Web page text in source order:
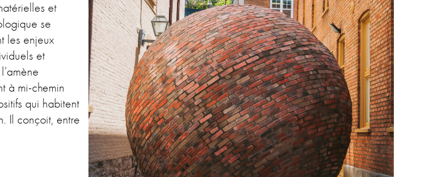
et
se
les enjeux
et
à mi-chemin
qui habitent
Il conçoit, entre